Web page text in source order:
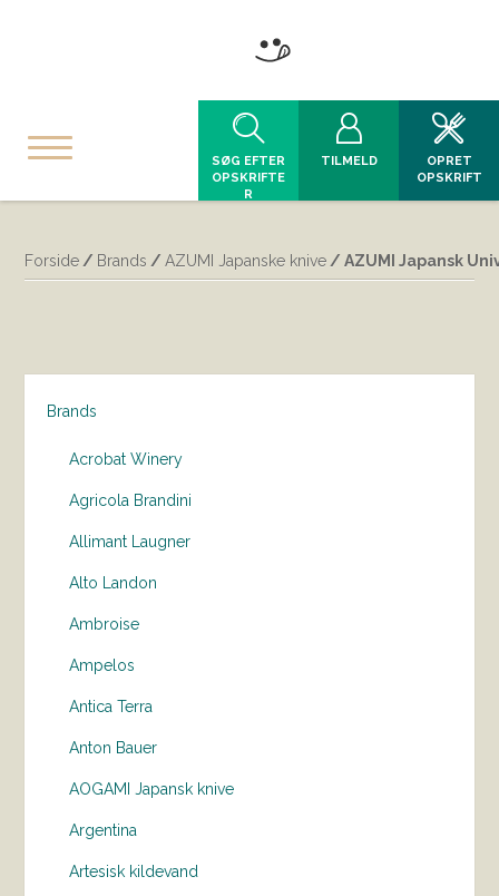
SØG EFTER
OPSKRIFTE
R
TILMELD
OPRET
OPSKRIFT
Forside / Brands /AZUMI Japanske knive / AZUMI Japansk
Brands
Acrobat Winery
Agricola Brandini
Allimant Laugner
Alto Landon
Ambroise
Ampelos
Antica Terra
Anton Bauer
AOGAMI Japansk knive
Argentina
Artesisk kildevand